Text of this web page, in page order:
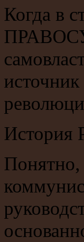
Когда в
источник
История
Понятно,